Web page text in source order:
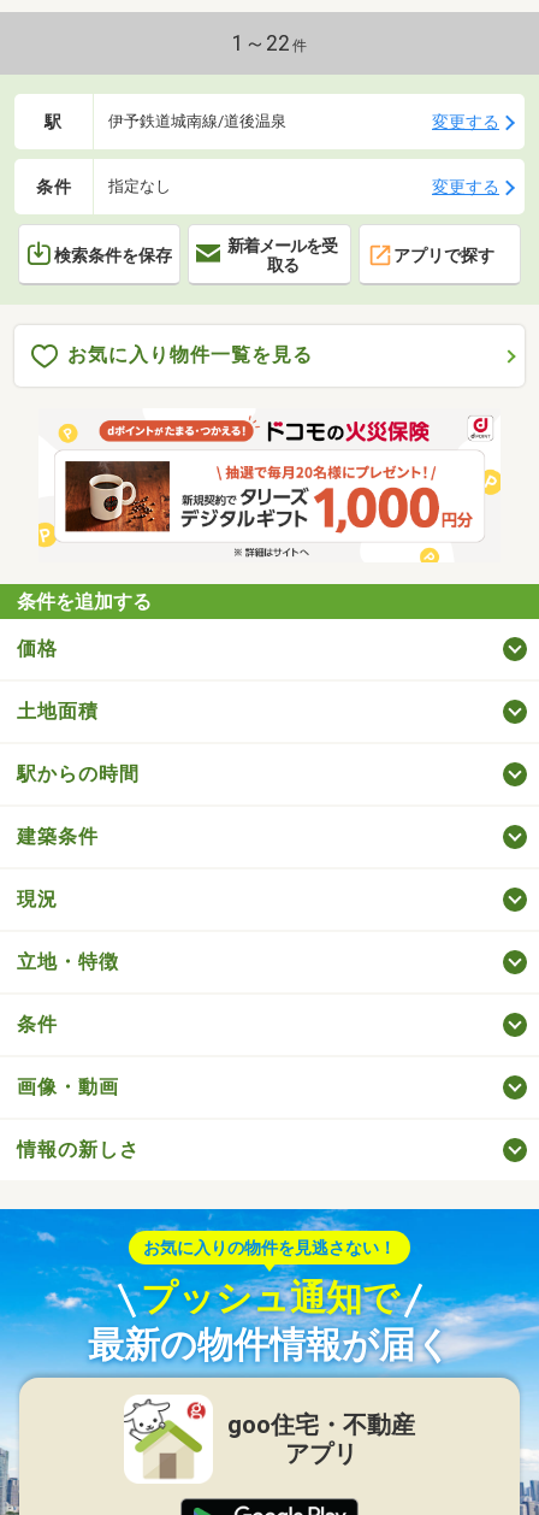
1～22 件
駅 伊予鉄道城南線/道後温泉 変更する
条件 指定なし 変更する
検索条件を保存
新着メールを受
取る
アプリで探す
お気に入り物件一覧を見る
条件を追加する
価格
土地面積
駅からの時間
建築条件
現況
立地・特徴
条件
画像・動画
情報の新しさ
お気に入りの物件を見逃さない！
プッシュ通知で
最新の物件情報が届く
goo住宅・不動産
アプリ